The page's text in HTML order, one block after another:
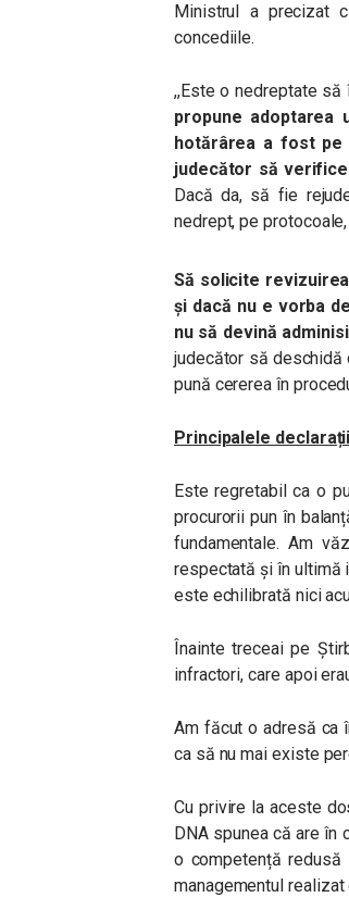
Ministrul a precizat
concediile.
,,Este o nedreptate
propune adoptarea
hotărârea a fost pe
judecător să
Dacă da, să fie
nedrept, pe
Să solicite
și dacă nu e vorba
nu să devină
judecător să deschidă
pună cererea în
Principalele
Este regretabil ca o
procurorii pun în
fundamentale. Am
respectată și în ultimă
este echilibrată nici
Înainte treceai pe
infractori, care apoi
Am făcut o adresă ca
ca să nu mai existe
Cu privire la aceste
DNA spunea că are în
o competență
managementul